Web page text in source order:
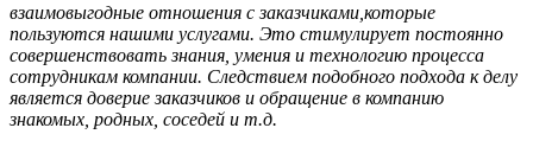
взаимовыгодные отношения с заказчиками,которые
пользуются нашими услугами. Это стимулирует постоянно
совершенствовать знания, умения и технологию процесса
сотрудникам компании. Следствием подобного подхода к делу
является доверие заказчиков и обращение в компанию
знакомых, родных, соседей и т.д.